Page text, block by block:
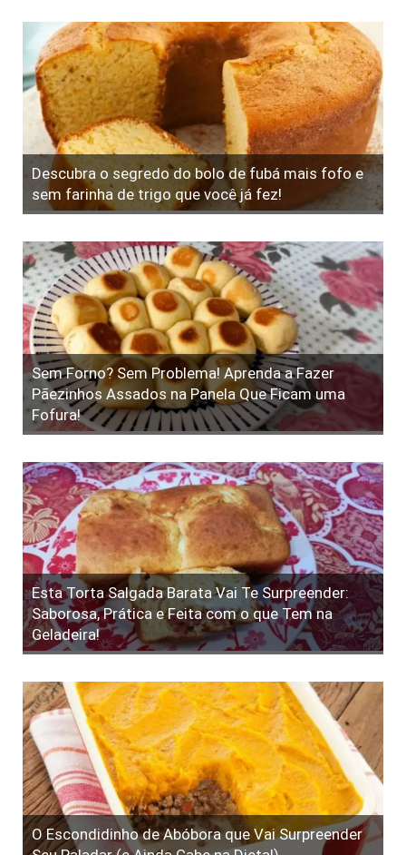
Descubra o segredo do bolo de fubá mais fofo e
sem farinha de trigo que você já fez!
Sem Forno? Sem Problema! Aprenda a Fazer
Pãezinhos Assados na Panela Que Ficam uma
Fofura!
Esta Torta Salgada Barata Vai Te Surpreender:
Saborosa, Prática e Feita com o que Tem na
Geladeira!
O Escondidinho de Abóbora que Vai Surpreender